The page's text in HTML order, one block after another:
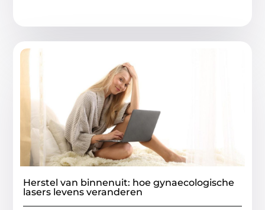
Herstel van binnenuit: hoe gynaecologische
lasers levens veranderen